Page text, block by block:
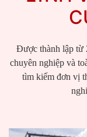
Được thành lập từ
chuyên nghiệp và
tìm kiếm đơn vị